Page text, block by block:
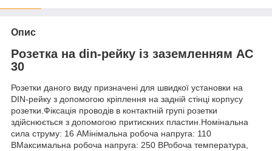
Опис
Розетка на din-рейку із заземленням АС
30
Розетки даного виду призначені для швидкої установки на
DIN-рейку з допомогою кріплення на задній стінці корпусу
розетки.Фіксація проводів в контактній групі розетки
здійснюється з допомогою притискних пластин.Номінальна
сила струму: 16 АМінімальна робоча напруга: 110
ВМаксимальна робоча напруга: 250 ВРобоча температура,